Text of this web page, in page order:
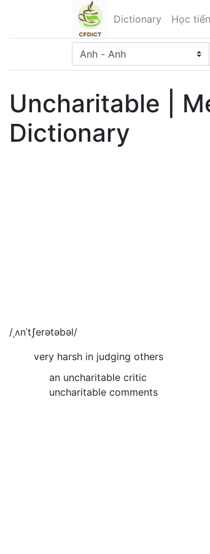
Dictionary Học
Uncharitable |
Dictionary
/ˌʌnˈtʃerətəbəl/
very harsh in judging others
an uncharitable critic
uncharitable comments